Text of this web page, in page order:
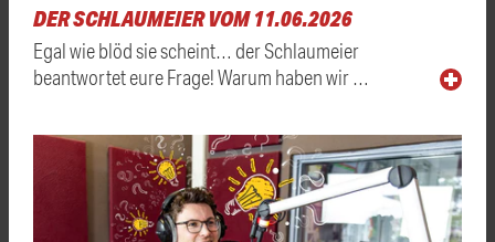
DER SCHLAUMEIER VOM 11.06.2026
Egal wie blöd sie scheint… der Schlaumeier
beantwortet eure Frage! Warum haben wir …